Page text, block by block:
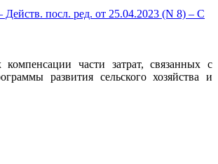
посл. ред. от 25.04.2023 (N 8) – С
части затрат, связанных с
развития сельского хозяйства и